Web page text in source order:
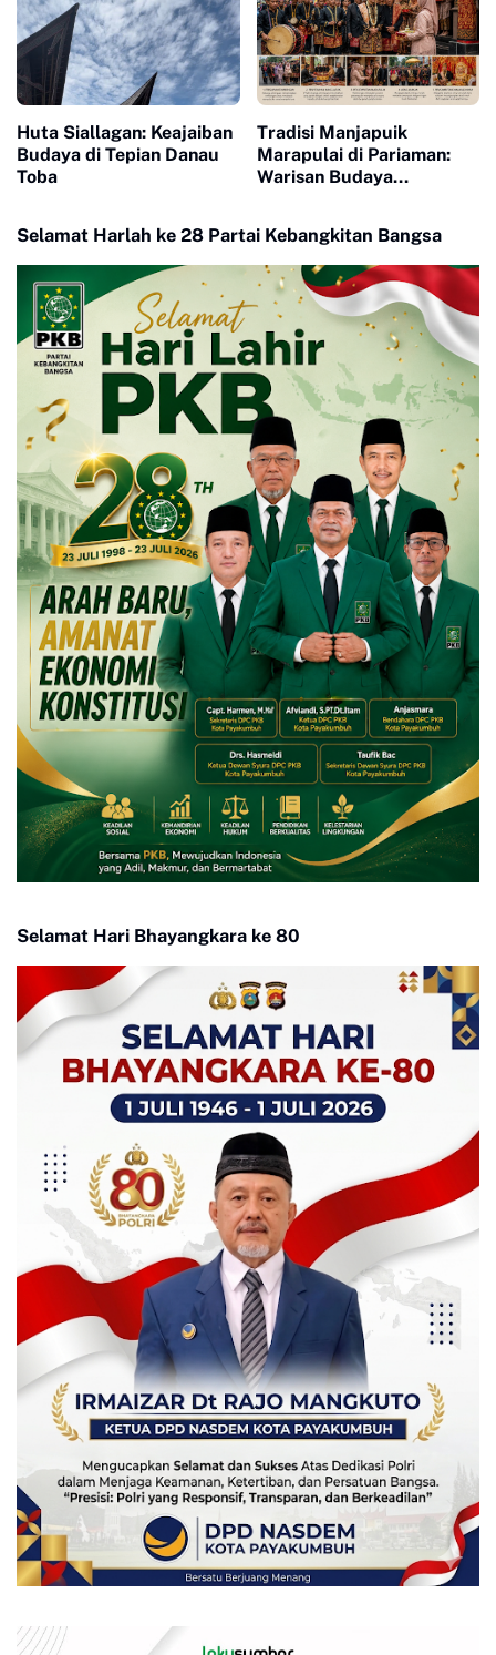
Huta Siallagan: Keajaiban
Budaya di Tepian Danau
Toba
Tradisi Manjapuik
Marapulai di Pariaman:
Warisan Budaya
Selamat Harlah ke 28 Partai Kebangkitan Bangsa
Selamat Hari Bhayangkara ke 80